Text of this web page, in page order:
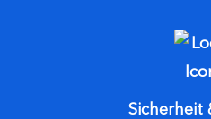
Sicherheit